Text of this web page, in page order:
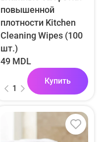
повышенной
плотности Kitchen
Cleaning Wipes (100
шт.)
49 MDL
1
Купить